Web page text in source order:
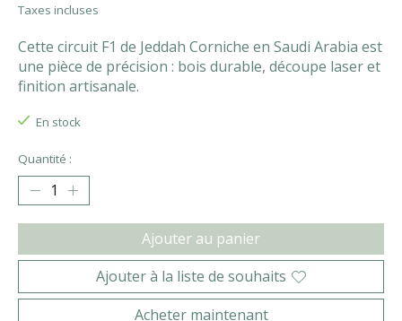
Taxes incluses
Cette circuit F1 de Jeddah Corniche en Saudi Arabia est
une pièce de précision : bois durable, découpe laser et
finition artisanale.
En stock
Quantité :
Ajouter au panier
Ajouter à la liste de souhaits
Acheter maintenant